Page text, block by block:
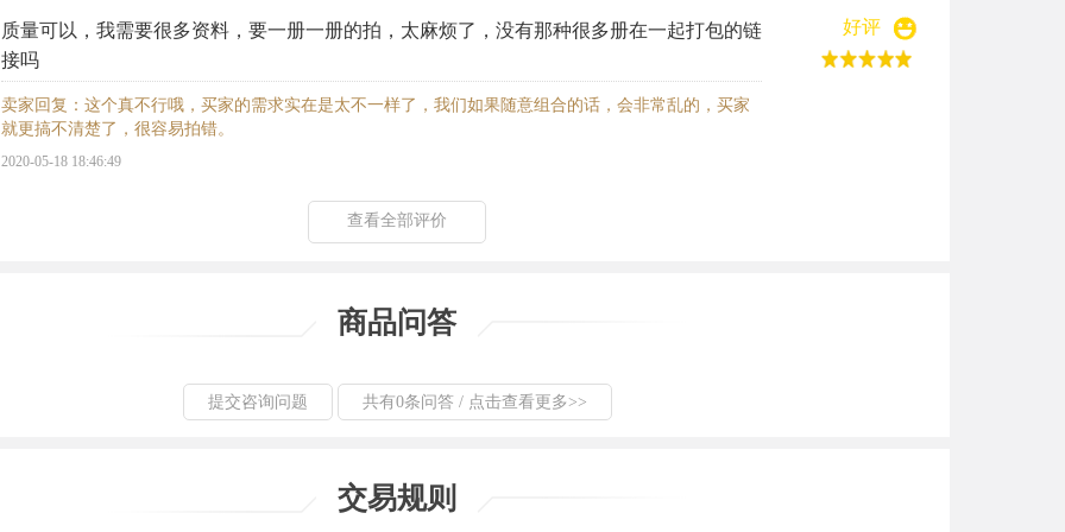
质量可以，我需要很多资料，要一册一册的拍，太麻烦了，没有那种很多册在一起打包的链
接吗
卖家回复：这个真不行哦，买家的需求实在是太不一样了，我们如果随意组合的话，会非常乱的，买家
就更搞不清楚了，很容易拍错。
2020-05-18 18:46:49
好评
查看全部评价
商品问答
提交咨询问题 共有0条问答 / 点击查看更多>>
交易规则